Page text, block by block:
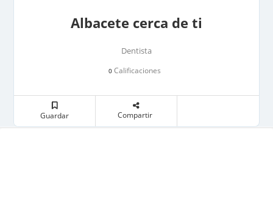
Albacete cerca de ti
Dentista
0 Calificaciones
Guardar Compartir